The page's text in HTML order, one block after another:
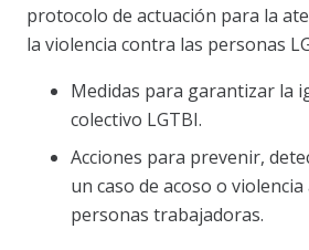
protocolo de actuación para la
la violencia contra las personas
Medidas para garantizar la
colectivo LGTBI.
Acciones para prevenir,
un caso de acoso o
personas trabajadoras.